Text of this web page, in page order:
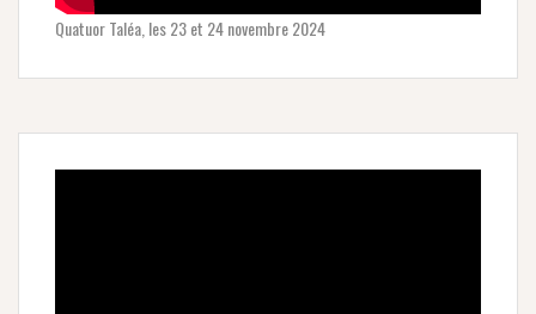
Quatuor Taléa, les 23 et 24 novembre 2024